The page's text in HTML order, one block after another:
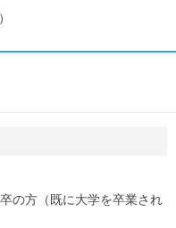
の方（既に大学を卒業され